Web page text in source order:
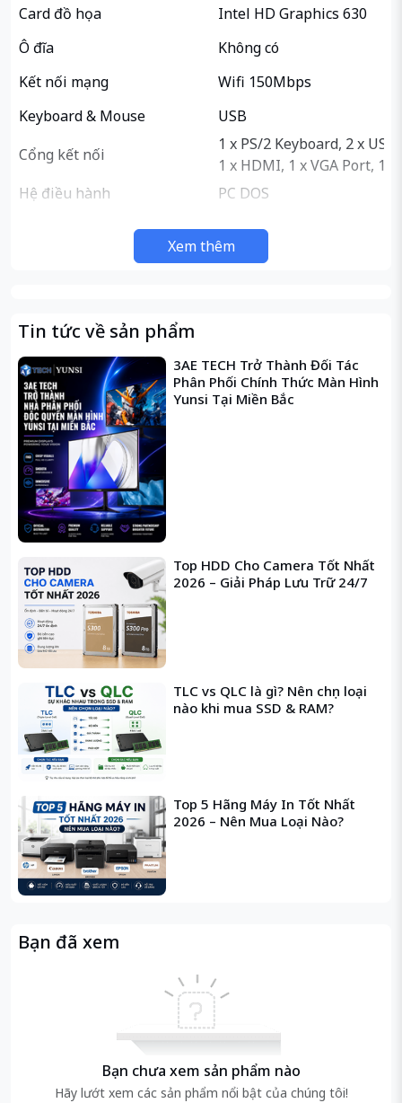
Card đồ họa
Intel HD Graphics 630
Ô đĩa
Không có
Kết nối mạng
Wifi 150Mbps
Keyboard & Mouse
USB
Cổng kết nối
1 x PS/2 Keyboard, 2 x
1 x HDMI, 1 x VGA Port, 1 x
Hệ điều hành
PC DOS
36 tháng
Xem thêm
Tin tức về sản phẩm
3AE TECH Trở Thành Đối Tác
Phân Phối Chính Thức Màn Hình
Yunsi Tại Miền Bắc
Top HDD Cho Camera Tốt Nhất
2026 – Giải Pháp Lưu Trữ 24/7
TLC vs QLC là gì? Nên chọn loại
nào khi mua SSD & RAM?
Top 5 Hãng Máy In Tốt Nhất
2026 – Nên Mua Loại Nào?
Bạn đã xem
Bạn chưa xem sản phẩm nào
Hãy lướt xem các sản phẩm nổi bật của chúng tôi!